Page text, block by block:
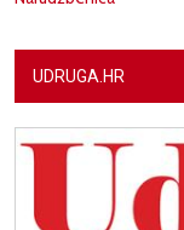
UDRUGA.HR